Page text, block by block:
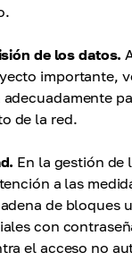
de los datos.
importante,
de la red.
En la gestión de
a las
de bloques
con
el acceso no